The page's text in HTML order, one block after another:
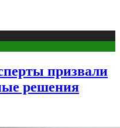
призвали
решения